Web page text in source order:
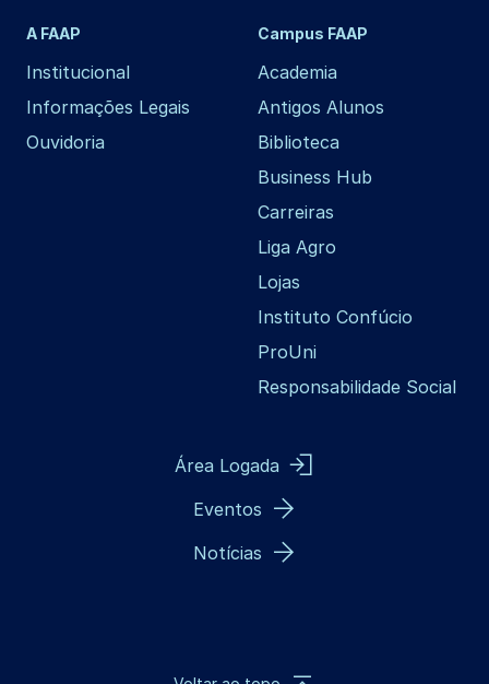
A FAAP
Institucional
Informações Legais
Ouvidoria
Campus FAAP
Academia
Antigos Alunos
Biblioteca
Business Hub
Carreiras
Liga Agro
Lojas
Instituto Confúcio
ProUni
Responsabilidade Social
Área Logada
Eventos
Notícias